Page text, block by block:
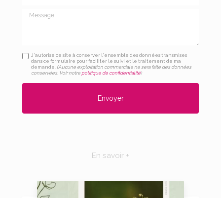
Message
J'autorise ce site à conserver l'ensemble des données transmises
dans ce formulaire pour faciliter le suivi et le traitement de ma
demande. (Aucune exploitation commerciale ne sera faite des données
conservées. Voir notre politique de confidentialité)
En savoir +